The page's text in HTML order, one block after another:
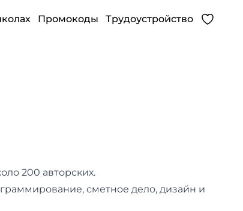
Промокоды Трудоустройство
200 авторских.
сметное дело, дизайн и